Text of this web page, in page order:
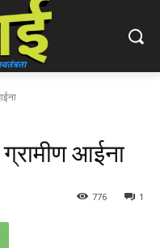
आईना
1
776